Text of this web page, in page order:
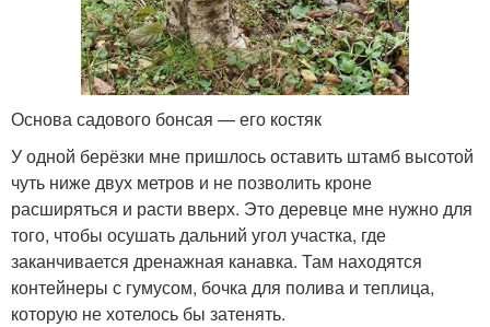
Основа садового бонсая — его костяк
У одной берёзки мне пришлось оставить штамб высотой
чуть ниже двух метров и не позволить кроне
расширяться и расти вверх. Это деревце мне нужно для
того, чтобы осушать дальний угол участка, где
заканчивается дренажная канавка. Там находятся
контейнеры с гумусом, бочка для полива и теплица,
которую не хотелось бы затенять.